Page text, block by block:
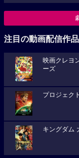
注目の動画配信作品
映画クレヨ
ーズ
プロジェク
キングダム